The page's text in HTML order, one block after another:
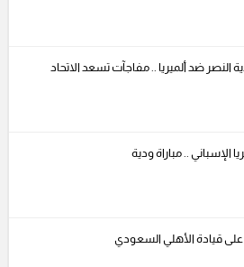
النصر ضد ألميريا .. مفاجآت تسعد الاتحاد
على قيادة الأهلي السعودي